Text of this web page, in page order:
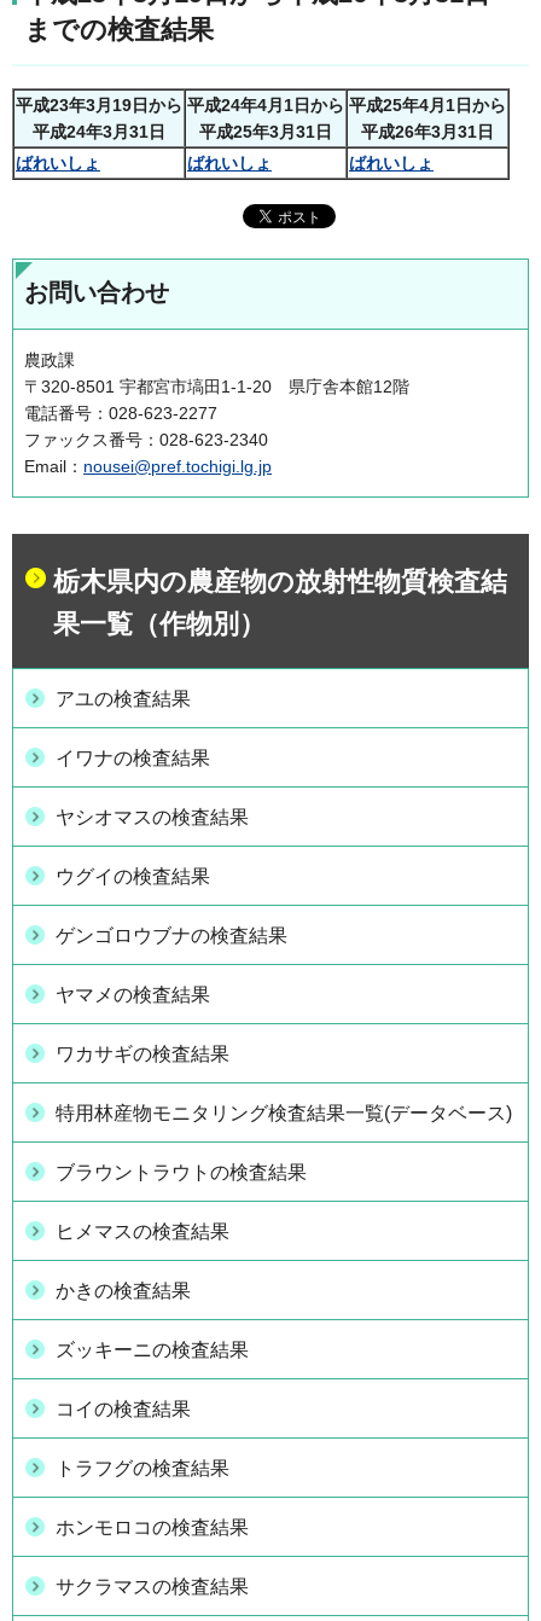
までの検査結果
平成23年3月19日から
平成24年3月31日
平成24年4月1日から
平成25年3月31日
平成25年4月1日から
平成26年3月31日
ばれいしょ
ばれいしょ ばれいしょ
お問い合わせ
農政課
〒320-8501 宇都宮市塙田1-1-20 県庁舎本館12階
電話番号：028-623-2277
ファックス番号：028-623-2340
Email： nousei@pref.tochigi.lg.jp
栃木県内の農産物の放射性物質検査結
果一覧（作物別）
アユの検査結果
イワナの検査結果
ヤシオマスの検査結果
ウグイの検査結果
ゲンゴロウブナの検査結果
ヤマメの検査結果
ワカサギの検査結果
特用林産物モニタリング検査結果一覧(データベース)
ブラウントラウトの検査結果
ヒメマスの検査結果
かきの検査結果
ズッキーニの検査結果
コイの検査結果
トラフグの検査結果
ホンモロコの検査結果
サクラマスの検査結果